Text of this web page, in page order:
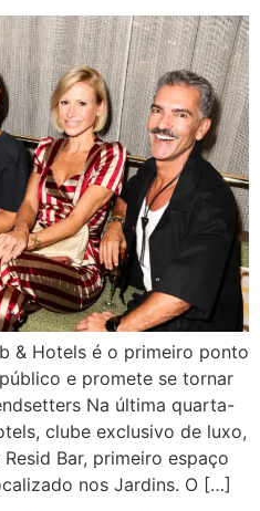
& Hotels é o primeiro ponto
e promete se tornar
Na última quarta-
clube exclusivo de luxo,
Bar, primeiro espaço
nos Jardins. O […]